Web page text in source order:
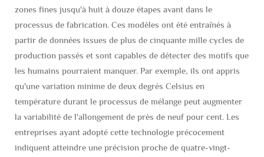
zones fines jusqu'à huit à douze étapes avant dans le
processus de fabrication. Ces modèles ont été entraînés à
partir de données issues de plus de cinquante mille cycles de
production passés et sont capables de détecter des motifs que
les humains pourraient manquer. Par exemple, ils ont appris
qu'une variation minime de deux degrés Celsius en
température durant le processus de mélange peut augmenter
la variabilité de l'allongement de près de neuf pour cent. Les
entreprises ayant adopté cette technologie précocement
indiquent atteindre une précision proche de quatre-vingt-